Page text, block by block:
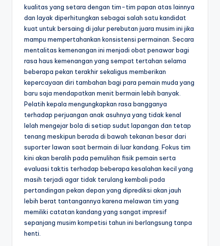
kualitas yang setara dengan tim-tim papan atas lainnya
dan layak diperhitungkan sebagai salah satu kandidat
kuat untuk bersaing di jalur perebutan juara musim ini jika
mampu mempertahankan konsistensi permainan. Secara
mentalitas kemenangan ini menjadi obat penawar bagi
rasa haus kemenangan yang sempat tertahan selama
beberapa pekan terakhir sekaligus memberikan
kepercayaan diri tambahan bagi para pemain muda yang
baru saja mendapatkan menit bermain lebih banyak.
Pelatih kepala mengungkapkan rasa bangganya
terhadap perjuangan anak asuhnya yang tidak kenal
lelah mengejar bola di setiap sudut lapangan dan tetap
tenang meskipun berada di bawah tekanan besar dari
suporter lawan saat bermain di luar kandang. Fokus tim
kini akan beralih pada pemulihan fisik pemain serta
evaluasi taktis terhadap beberapa kesalahan kecil yang
masih terjadi agar tidak terulang kembali pada
pertandingan pekan depan yang diprediksi akan jauh
lebih berat tantangannya karena melawan tim yang
memiliki catatan kandang yang sangat impresif
sepanjang musim kompetisi tahun ini berlangsung tanpa
henti.